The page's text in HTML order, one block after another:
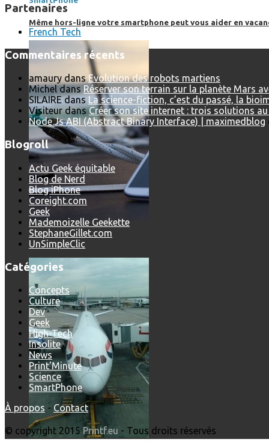
Même hors-ligne votre smartphone peut vous aider en
Comment réduire au maximum la consommation de son
Partenaires
French Tech
Commentaires récents
amaury dansEvolution des robots martiens
Michel dans Réserver son terrain sur la planète Mars
SILAIREdans La science-fiction, c’est du passé, la
VisiteurdansCréer son site internet : trois solutions au
Node.Js ABI (Abstract Binary Interface) | maximedblog
Blogroll
Actu Geek équitable
Blog de Nerd
Blog iPhone
Coreight.com
Geek
Mademoizelle Geekette
StephaneGillet.com
UnSimpleClic
Catégories
Concepts
Culture
Dev
Geek
High-Tech
Insolite
News
Print'Minute
Science
SmartPhone
À propos - Contact
© copyright 2015 Printf.eu - Tous droits réservés